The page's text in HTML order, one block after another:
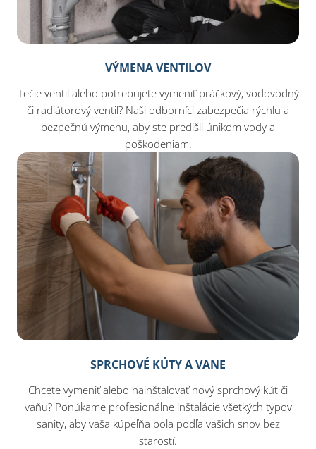
VÝMENA VENTILOV
Tečie ventil alebo potrebujete vymeniť práčkový, vodovodný
či radiátorový ventil? Naši odborníci zabezpečia rýchlu a
bezpečnú výmenu, aby ste predišli únikom vody a
poškodeniam.
SPRCHOVÉ KÚTY A VANE
Chcete vymeniť alebo nainštalovať nový sprchový kút či
vaňu? Ponúkame profesionálne inštalácie všetkých typov
sanity, aby vaša kúpeľňa bola podľa vašich snov bez
starostí.